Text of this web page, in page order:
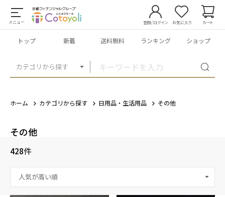
メニュー
カテゴリから探す
登録/ログイン お気に入り カート
トップ 新着 送料無料 ランキング ショップ
ホーム カテゴリから探す 日用品・生活用品 その他
その他
428件